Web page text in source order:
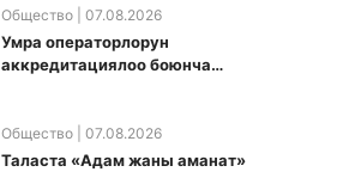
Общество| 07.08.2026
Умра операторлорун
аккредитациялоо боюнча
Общество| 07.08.2026
Таласта «Адам жаны аманат»